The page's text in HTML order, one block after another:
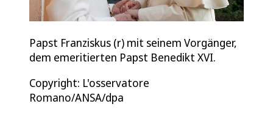
Papst Franziskus (r) mit seinem Vorgänger,
dem emeritierten Papst Benedikt XVI.
Copyright: L'osservatore
Romano/ANSA/dpa